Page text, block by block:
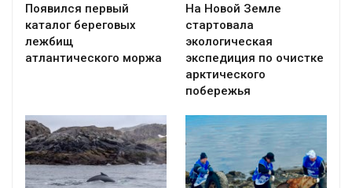
Появился первый
каталог береговых
лежбищ
атлантического моржа
На Новой Земле
стартовала
экологическая
экспедиция по очистке
арктического
побережья